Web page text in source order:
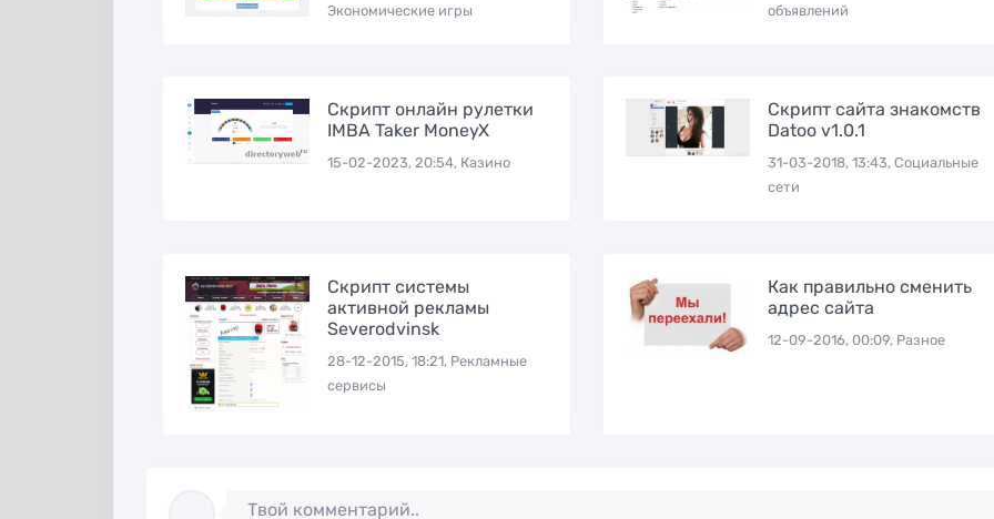
Экономические игры
объявлений
Скрипт онлайн рулетки
IMBA Taker MoneyX
15-02-2023, 20:54, Казино
Скрипт сайта знакомств
Datoo v1.0.1
31-03-2018, 13:43, Социальные
сети
Скрипт системы
активной рекламы
Severodvinsk
28-12-2015, 18:21, Рекламные
сервисы
Как правильно сменить
адрес сайта
12-09-2016, 00:09, Разное
Твой комментарий..